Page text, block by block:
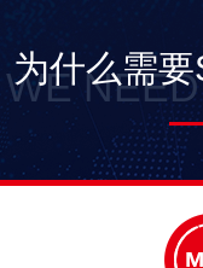
为什么需